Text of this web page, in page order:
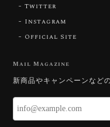
いです。 ウルウルと
る不思議なカットだ
Twitter
Instagram
Official Site
Mail Magazine
新商品やキャンペーンなど